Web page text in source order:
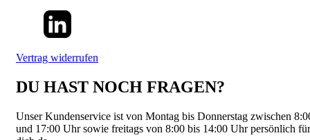
Vertrag widerrufen
DU HAST NOCH FRAGEN?
Unser Kundenservice ist von Montag bis Donnerstag zwischen
und 17:00 Uhr sowie freitags von 8:00 bis 14:00 Uhr persönlich für